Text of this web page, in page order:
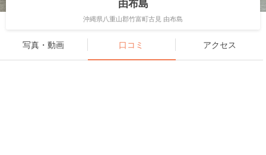
沖縄県八重山郡竹富町古見 由布島
写真・動画 口コミ アクセス